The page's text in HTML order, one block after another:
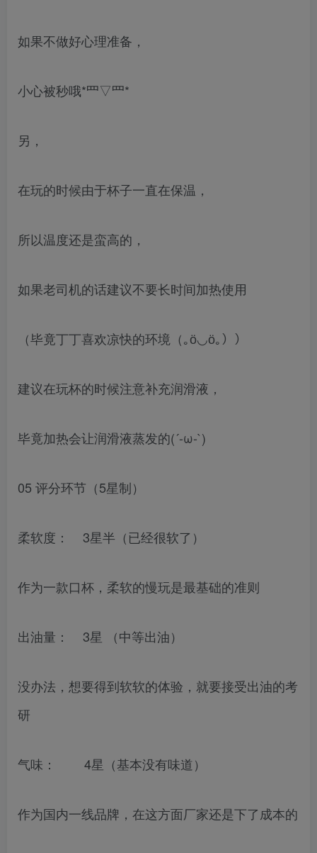
如果不做好心理准备，
小心被秒哦*罒▽罒*
另，
在玩的时候由于杯子一直在保温，
所以温度还是蛮高的，
如果老司机的话建议不要长时间加热使用
（毕竟丁丁喜欢凉快的环境（｡ӧ◡ӧ｡））
建议在玩杯的时候注意补充润滑液，
毕竟加热会让润滑液蒸发的(´-ω-`)
05 评分环节（5星制）
柔软度： 3星半（已经很软了）
作为一款口杯，柔软的慢玩是最基础的准则
出油量： 3星 （中等出油）
没办法，想要得到软软的体验，就要接受出油的考
研
气味： 4星（基本没有味道）
作为国内一线品牌，在这方面厂家还是下了成本的